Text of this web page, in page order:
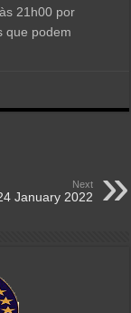
21h00 por
que podem
Next
January 2022